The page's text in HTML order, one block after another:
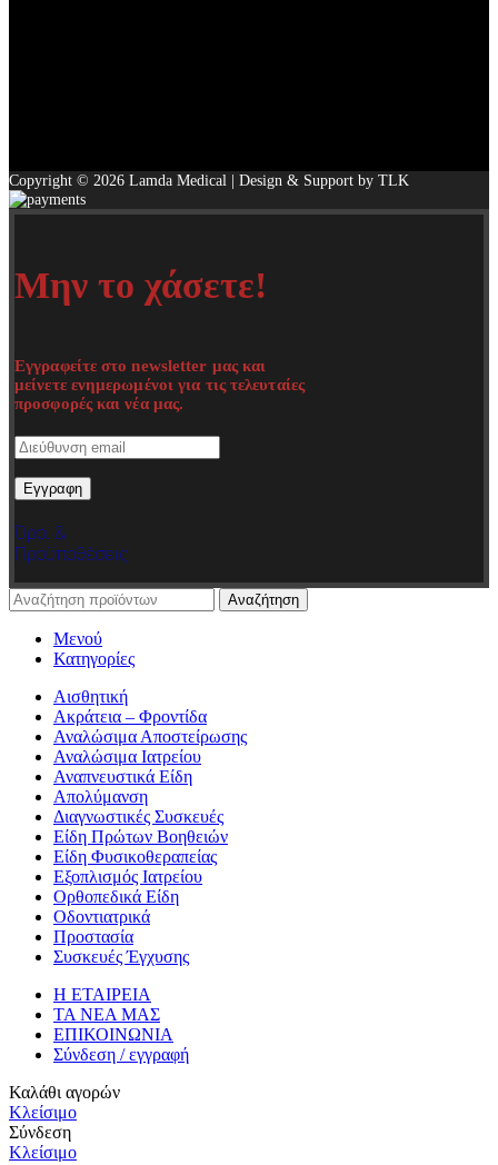
Copyright © 2026 Lamda Medical | Design & Support by TLK
Μην το χάσετε!
Εγγραφείτε στο newsletter μας και
μείνετε ενημερωμένοι για τις τελευταίες
προσφορές και νέα μας.
Όροι &
Προϋποθέσεις
Αναζήτηση
Μενού
Κατηγορίες
Αισθητική
Ακράτεια – Φροντίδα
Αναλώσιμα Αποστείρωσης
Αναλώσιμα Ιατρείου
Αναπνευστικά Είδη
Απολύμανση
Διαγνωστικές Συσκευές
Είδη Πρώτων Βοηθειών
Είδη Φυσικοθεραπείας
Εξοπλισμός Ιατρείου
Ορθοπεδικά Είδη
Οδοντιατρικά
Προστασία
Συσκευές Έγχυσης
Η ΕΤΑΙΡΕΙΑ
ΤΑ ΝΕΑ ΜΑΣ
ΕΠΙΚΟΙΝΩΝΙΑ
Σύνδεση / εγγραφή
Καλάθι αγορών
Κλείσιμο
Σύνδεση
Κλείσιμο